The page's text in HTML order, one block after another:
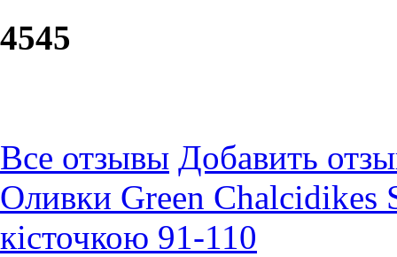
4545
Все отзывы Добавить
Оливки Green Chalcidikes
кісточкою 91-110